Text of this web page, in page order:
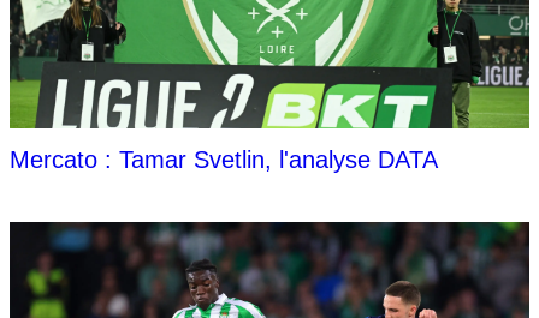
Mercato : Tamar Svetlin, l'analyse DATA